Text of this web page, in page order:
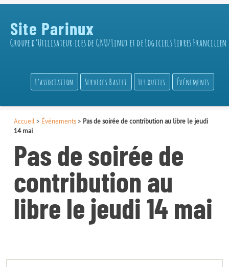
Site Parinux
Groupe d’Utilisateur·ices de GNU/Linux et de Logiciels Libres Francilien
L’association Services Bastet Les outils Événements
Accueil > Événements> Pas de soirée de contribution au libre le jeudi
14 mai
Pas de soirée de
contribution au
libre le jeudi 14 mai